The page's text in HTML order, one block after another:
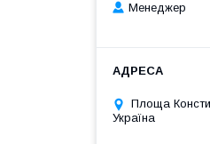
Менеджер
Площа
Україна